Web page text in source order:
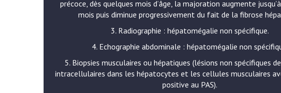
précoce, dès quelques mois d’âge, la majoration augmente
mois puis diminue progressivement du fait de la fibrose
3. Radiographie : hépatomégalie non spécifique.
4. Echographie abdominale : hépatomégalie non
5. Biopsies musculaires ou hépatiques (lésions non spécifiques
intracellulaires dans les hépatocytes et les cellules musculaires
positive au PAS).